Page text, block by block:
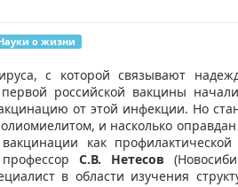
о жизни
с которой связывают
российской вакцины
от этой инфекции. Но
и насколько оправдан
как
С.В. Нетесов
в области изучения